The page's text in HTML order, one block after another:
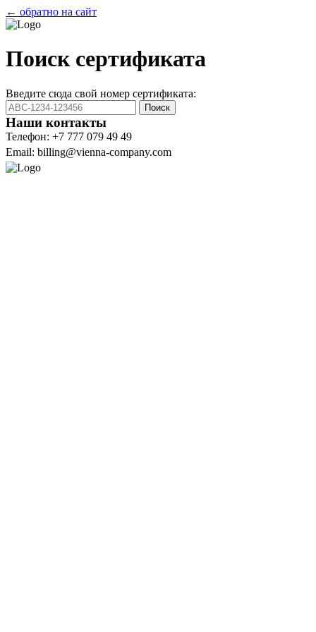
← обратно на сайт
Поиск сертификата
Введите сюда свой номер сертификата:
Поиск
Наши контакты
Телефон: +7 777 079 49 49
Email: billing@vienna-company.com